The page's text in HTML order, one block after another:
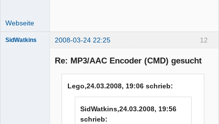
Webseite
12
SidWatkins 2008-03-24 22:25
Re: MP3/AAC Encoder (CMD) gesucht
Lego,24.03.2008, 19:06 schrieb:
SidWatkins,24.03.2008, 19:56
schrieb: